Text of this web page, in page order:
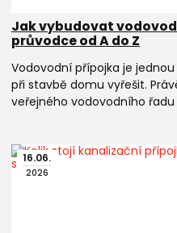
Jak vybudovat
průvodce od A do Z
Vodovodní přípojka je
při stavbě domu vyřešit.
veřejného vodovodního řadu
16.06.
2026